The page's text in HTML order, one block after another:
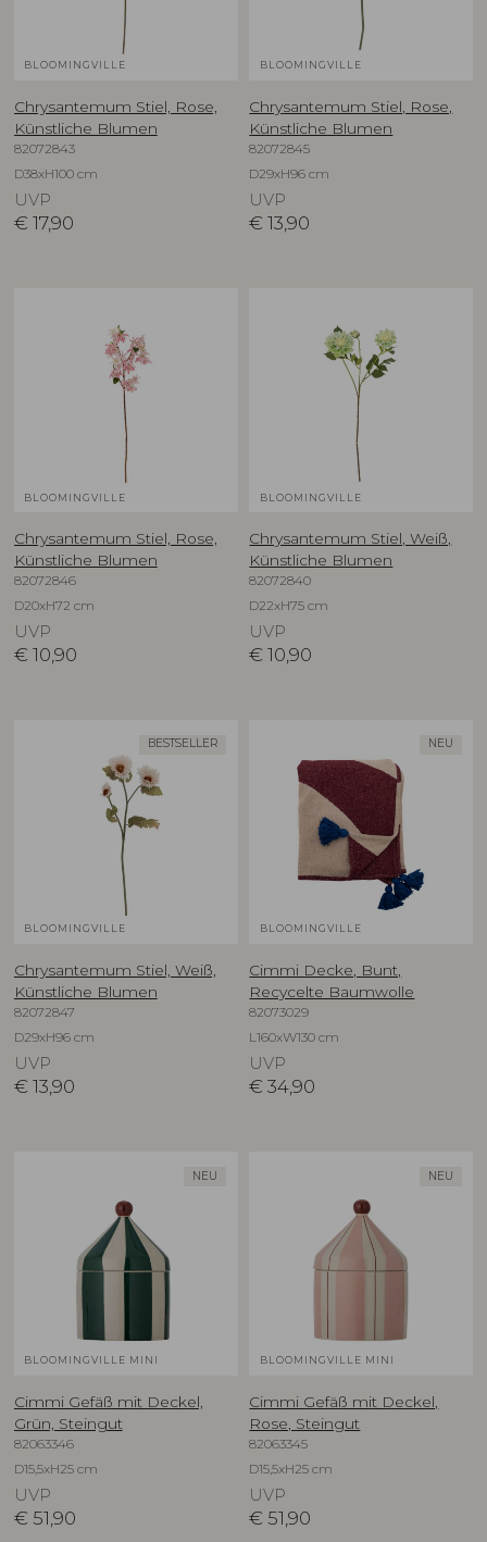
BLOOMINGVILLE
Chrysantemum Stiel, Rose,
Künstliche Blumen
82072843
D38xH100 cm
UVP
€ 17,90
BLOOMINGVILLE
Chrysantemum Stiel, Rose,
Künstliche Blumen
82072845
D29xH96 cm
UVP
€ 13,90
BLOOMINGVILLE
Chrysantemum Stiel, Rose,
Künstliche Blumen
82072846
D20xH72 cm
UVP
€ 10,90
BLOOMINGVILLE
Chrysantemum Stiel, Weiß,
Künstliche Blumen
82072840
D22xH75 cm
UVP
€ 10,90
BESTSELLER
BLOOMINGVILLE
Chrysantemum Stiel, Weiß,
Künstliche Blumen
82072847
D29xH96 cm
UVP
€ 13,90
NEU
BLOOMINGVILLE
Cimmi Decke, Bunt,
Recycelte Baumwolle
82073029
L160xW130 cm
UVP
€ 34,90
NEU
BLOOMINGVILLE MINI
Cimmi Gefäß mit Deckel,
Grün, Steingut
82063346
D15,5xH25 cm
UVP
€ 51,90
NEU
BLOOMINGVILLE MINI
Cimmi Gefäß mit Deckel,
Rose, Steingut
82063345
D15,5xH25 cm
UVP
€ 51,90